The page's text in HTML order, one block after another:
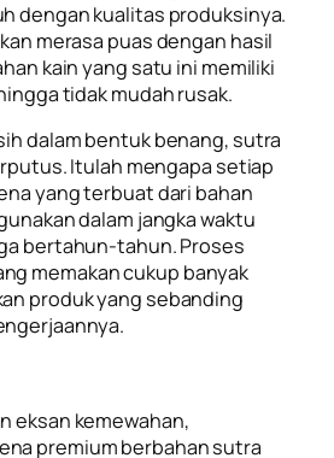
dengan kualitas produksinya.
merasa puas dengan hasil
kain yang satu ini memiliki
tidak mudah rusak.
dalam bentuk benang, sutra
Itulah mengapa setiap
yang terbuat dari bahan
dalam jangka waktu
bertahun-tahun. Proses
memakan cukup banyak
produk yang sebanding
eksan kemewahan,
premium berbahan sutra